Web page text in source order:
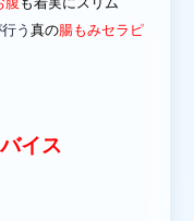
う真の腸もみセラピ
イス